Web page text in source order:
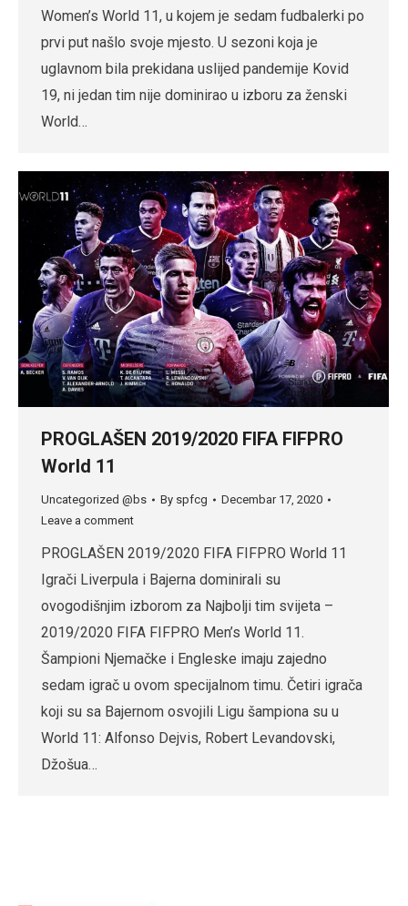
Women’s World 11, u kojem je sedam fudbalerki po
prvi put našlo svoje mjesto. U sezoni koja je
uglavnom bila prekidana uslijed pandemije Kovid
19, ni jedan tim nije dominirao u izboru za ženski
World…
PROGLAŠEN 2019/2020 FIFA FIFPRO
World 11
Uncategorized @bs By spfcg
Decembar 17, 2020
Leave a comment
PROGLAŠEN 2019/2020 FIFA FIFPRO World 11
Igrači Liverpula i Bajerna dominirali su
ovogodišnjim izborom za Najbolji tim svijeta –
2019/2020 FIFA FIFPRO Men’s World 11.
Šampioni Njemačke i Engleske imaju zajedno
sedam igrač u ovom specijalnom timu. Četiri igrača
koji su sa Bajernom osvojili Ligu šampiona su u
World 11: Alfonso Dejvis, Robert Levandovski,
Džošua…